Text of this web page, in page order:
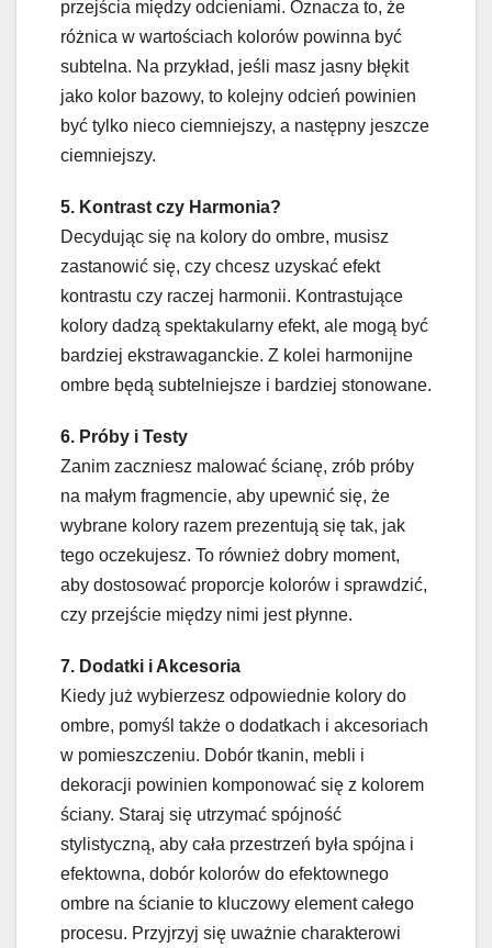
przejścia między odcieniami. Oznacza to, że
różnica w wartościach kolorów powinna być
subtelna. Na przykład, jeśli masz jasny błękit
jako kolor bazowy, to kolejny odcień powinien
być tylko nieco ciemniejszy, a następny jeszcze
ciemniejszy.
5. Kontrast czy Harmonia?
Decydując się na kolory do ombre, musisz
zastanowić się, czy chcesz uzyskać efekt
kontrastu czy raczej harmonii. Kontrastujące
kolory dadzą spektakularny efekt, ale mogą być
bardziej ekstrawaganckie. Z kolei harmonijne
ombre będą subtelniejsze i bardziej stonowane.
6. Próby i Testy
Zanim zaczniesz malować ścianę, zrób próby
na małym fragmencie, aby upewnić się, że
wybrane kolory razem prezentują się tak, jak
tego oczekujesz. To również dobry moment,
aby dostosować proporcje kolorów i sprawdzić,
czy przejście między nimi jest płynne.
7. Dodatki i Akcesoria
Kiedy już wybierzesz odpowiednie kolory do
ombre, pomyśl także o dodatkach i akcesoriach
w pomieszczeniu. Dobór tkanin, mebli i
dekoracji powinien komponować się z kolorem
ściany. Staraj się utrzymać spójność
stylistyczną, aby cała przestrzeń była spójna i
efektowna, dobór kolorów do efektownego
ombre na ścianie to kluczowy element całego
procesu. Przyjrzyj się uważnie charakterowi